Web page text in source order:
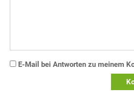
E-Mail bei Antworten zu meinem